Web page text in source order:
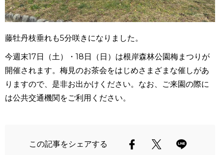
藤牡丹枝垂れも5分咲きになりました。
今週末17日（土）・18日（日）は根岸森林公園梅まつりが
開催されます。梅見のお茶会をはじめさまざまな催しがあ
りますので、是非お出かけください。なお、ご来園の際に
は公共交通機関をご利用ください。
この記事をシェアする